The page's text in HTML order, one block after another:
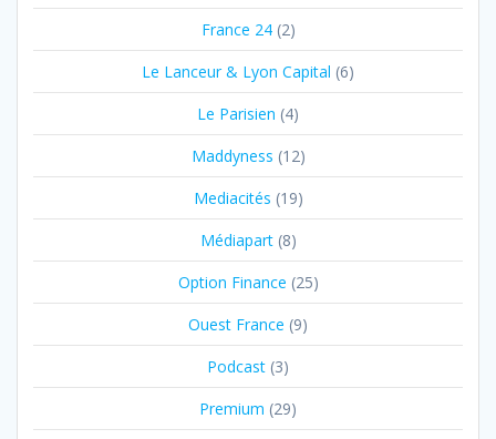
France 24(2)
Le Lanceur & Lyon Capital (6)
Le Parisien (4)
Maddyness (12)
Mediacités (19)
Médiapart(8)
Option Finance (25)
Ouest France (9)
Podcast (3)
Premium (29)